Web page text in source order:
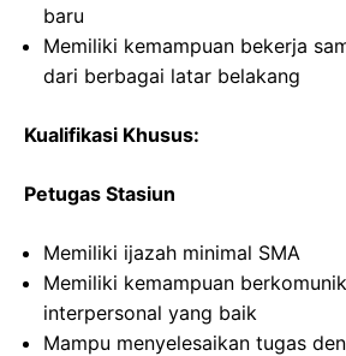
baru
Memiliki kemampuan bekerja
dari berbagai latar belakang
Kualifikasi Khusus:
Petugas Stasiun
Memiliki ijazah minimal SMA
Memiliki kemampuan
interpersonal yang baik
Mampu menyelesaikan tugas